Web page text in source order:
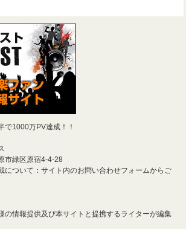
で1000万PV達成！！
市緑区原宿4-4-28
について：サイト内のお問い合わせフォームからご
の情報提供及び本サイトと提携するライターが編集